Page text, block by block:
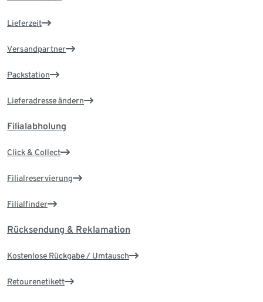
Lieferzeit
Versandpartner
Packstation
Lieferadresse ändern
Filialabholung
Click & Collect
Filialreservierung
Filialfinder
Rücksendung & Reklamation
Kostenlose Rückgabe / Umtausch
Retourenetikett